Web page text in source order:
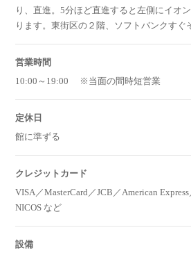
り、直進。5分ほど直進すると左側にイオ
ります。東街区の２階、ソフトバンクすぐ
営業時間
10:00～19:00 ※当面の間時短営業
定休日
館に準ずる
クレジットカード
VISA／MasterCard／JCB／American
NICOS など
設備